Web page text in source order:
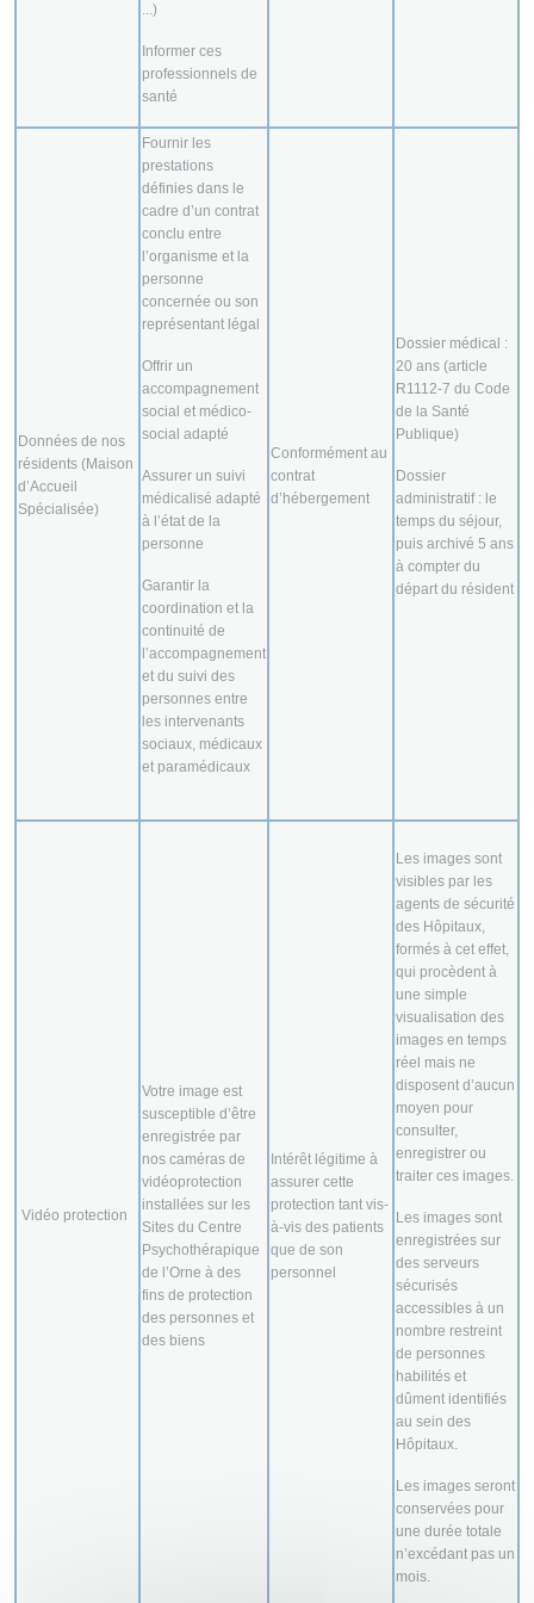
...)
Informer ces
professionnels de
santé
Données de nos
résidents (Maison
d’Accueil
Spécialisée)
Fournir les
prestations
définies dans le
cadre d’un contrat
conclu entre
l’organisme et la
personne
concernée ou son
représentant légal
Offrir un
accompagnement
social et médico-
social adapté
Assurer un suivi
médicalisé adapté
à l’état de la
personne
Garantir la
coordination et la
continuité de
l’accompagnement
et du suivi des
personnes entre
les intervenants
sociaux, médicaux
et paramédicaux
Conformément au
contrat
d’hébergement
Dossier médical :
20 ans (article
R1112-7 du Code
de la Santé
Publique)
Dossier
administratif : le
temps du séjour,
puis archivé 5 ans
à compter du
départ du résident
Vidéo protection
Votre image est
susceptible d’être
enregistrée par
nos caméras de
vidéoprotection
installées sur les
Sites du Centre
Psychothérapique
de l’Orne à des
fins de protection
des personnes et
des biens
Intérêt légitime à
assurer cette
protection tant vis-
à-vis des patients
que de son
personnel
Les images sont
visibles par les
agents de sécurité
des Hôpitaux,
formés à cet effet,
qui procèdent à
une simple
visualisation des
images en temps
réel mais ne
disposent d’aucun
moyen pour
consulter,
enregistrer ou
traiter ces images.
Les images sont
enregistrées sur
des serveurs
sécurisés
accessibles à un
nombre restreint
de personnes
habilités et
dûment identifiés
au sein des
Hôpitaux.
Les images seront
conservées pour
une durée totale
n’excédant pas un
mois.